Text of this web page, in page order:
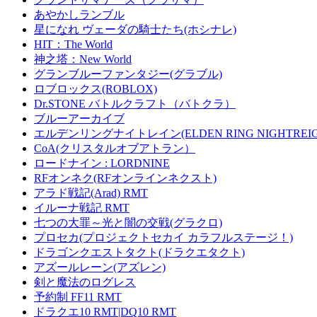
あやかしランブル
星になれ ヴェーダの騎士たち(ホシナレ)
HIT：The World
神之塔：New World
グランブルーファンタジー(グラブル)
ロブロックス(ROBLOX)
Dr.STONE バトルクラフト（バトクラ）
ブルーアーカイブ
エルデンリングナイトレイン(ELDEN RING
CoA(クリスタルオブアトラン）
ロードナイン : LORDNINE
RFオンネク(RFオンラインネクスト)
アラド戦記(Arad) RMT
イルーナ戦記 RMT
七つの大罪～光と闇の交戦(グラクロ)
プロセカ(プロジェクトセカイ カラフルステージ！)
ドラゴンクエストタクト(ドラクエタクト)
アズールレーン(アズレン)
剣と魔法のログレス
予約制 FF11 RMT
ドラクエ10 RMT|DQ10 RMT